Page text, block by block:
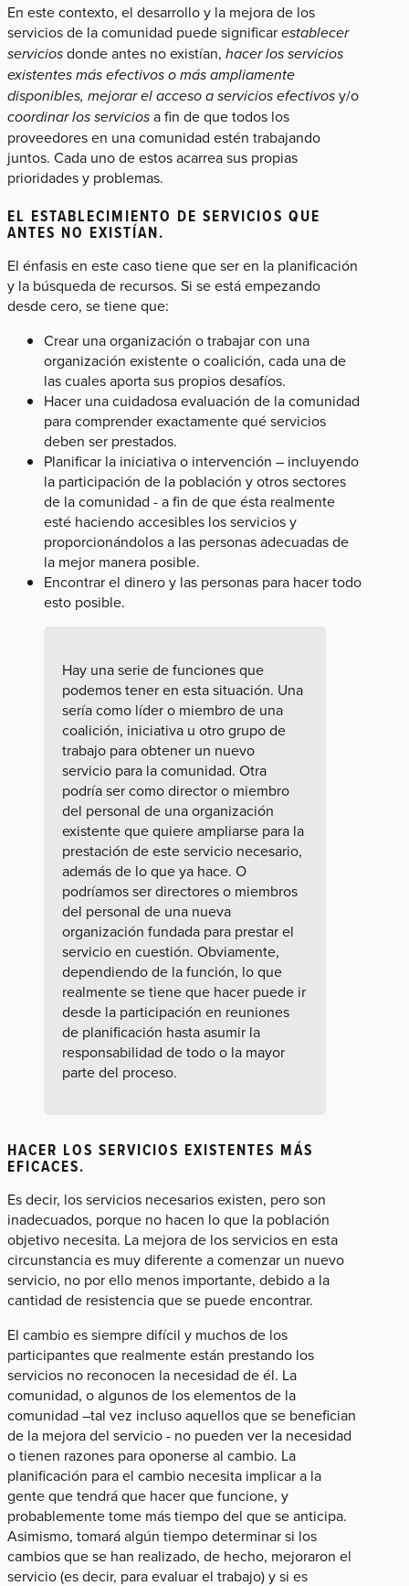
En este contexto, el desarrollo y la mejora de los
servicios de la comunidad puede significarestablecer
serviciosdonde antes no existían, hacer los servicios
existentes más efectivos o más ampliamente
disponibles, mejorar el acceso a servicios efectivosy/o
coordinar los serviciosa fin de que todos los
proveedores en una comunidad estén trabajando
juntos. Cada uno de estos acarrea sus propias
prioridades y problemas.
EL ESTABLECIMIENTO DE SERVICIOS QUE
ANTES NO EXISTÍAN.
El énfasis en este caso tiene que ser en la planificación
y la búsqueda de recursos. Si se está empezando
desde cero, se tiene que:
Crear una organización o trabajar con una
organización existente o coalición, cada una de
las cuales aporta sus propios desafíos.
Hacer una cuidadosa evaluación de la comunidad
para comprender exactamente qué servicios
deben ser prestados.
Planificar la iniciativa o intervención – incluyendo
la participación de la población y otros sectores
de la comunidad - a fin de que ésta realmente
esté haciendo accesibles los servicios y
proporcionándolos a las personas adecuadas de
la mejor manera posible.
Encontrar el dinero y las personas para hacer todo
esto posible.
Hay una serie de funciones que
podemos tener en esta situación. Una
sería como líder o miembro de una
coalición, iniciativa u otro grupo de
trabajo para obtener un nuevo
servicio para la comunidad. Otra
podría ser como director o miembro
del personal de una organización
existente que quiere ampliarse para la
prestación de este servicio necesario,
además de lo que ya hace. O
podríamos ser directores o miembros
del personal de una nueva
organización fundada para prestar el
servicio en cuestión. Obviamente,
dependiendo de la función, lo que
realmente se tiene que hacer puede ir
desde la participación en reuniones
de planificación hasta asumir la
responsabilidad de todo o la mayor
parte del proceso.
HACER LOS SERVICIOS EXISTENTES MÁS
EFICACES.
Es decir, los servicios necesarios existen, pero son
inadecuados, porque no hacen lo que la población
objetivo necesita. La mejora de los servicios en esta
circunstancia es muy diferente a comenzar un nuevo
servicio, no por ello menos importante, debido a la
cantidad de resistencia que se puede encontrar.
El cambio es siempre difícil y muchos de los
participantes que realmente están prestando los
servicios no reconocen la necesidad de él. La
comunidad, o algunos de los elementos de la
comunidad –tal vez incluso aquellos que se benefician
de la mejora del servicio - no pueden ver la necesidad
o tienen razones para oponerse al cambio. La
planificación para el cambio necesita implicar a la
gente que tendrá que hacer que funcione, y
probablemente tome más tiempo del que se anticipa.
Asimismo, tomará algún tiempo determinar si los
cambios que se han realizado, de hecho, mejoraron el
servicio (es decir, para evaluar el trabajo) y si es